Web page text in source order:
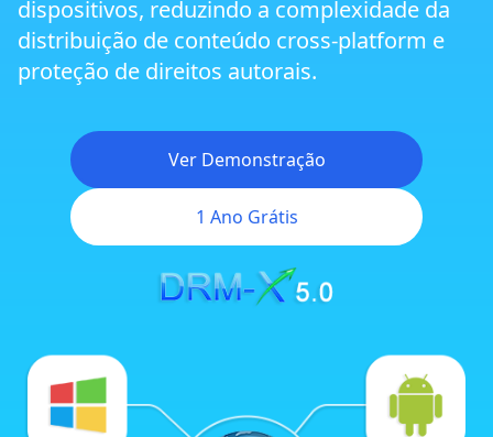
Proteção Triple Watermark
Proteção de Máquina Virtual e Cloud PC
DRM Cross-Platform
Gerenciamento Flexível de Direitos
Integração Profunda com 1AICloud
dispositivos, reduzindo a complexidade da
distribuição de conteúdo cross-platform e
proteção de direitos autorais.
Ver Demonstração
1 Ano Grátis